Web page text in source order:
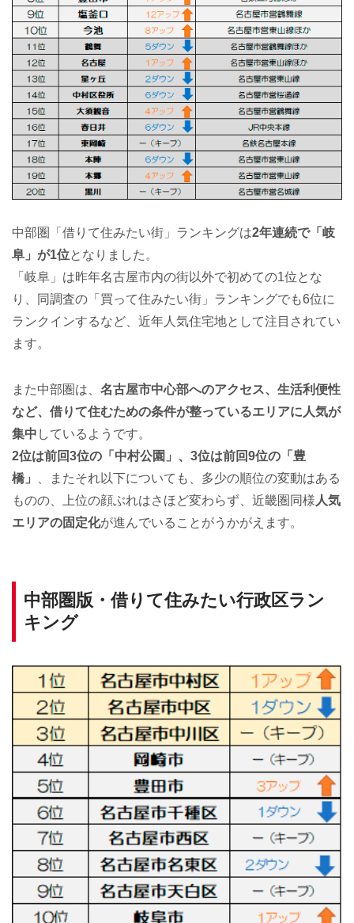
中部圏「借りて住みたい街」ランキングは2年連続で「岐
阜」が1位となりました。
「岐阜」は昨年名古屋市内の街以外で初めての1位とな
り、同調査の「買って住みたい街」ランキングでも6位に
ランクインするなど、近年人気住宅地として注目されてい
ます。
また中部圏は、 名古屋市中心部へのアクセス、生活利便性
など、借りて住むための条件が整っているエリアに人気が
集中 しているようです。
2位は前回3位の「中村公園」、3位は前回9位の「豊
橋」
、またそれ以下についても、多少の順位の変動はある
ものの、上位の顔ぶれはさほど変わらず、近畿圏同様 人気
エリアの固定化が進んでいることがうかがえます。
中部圏版・借りて住みたい行政区ラン
キング